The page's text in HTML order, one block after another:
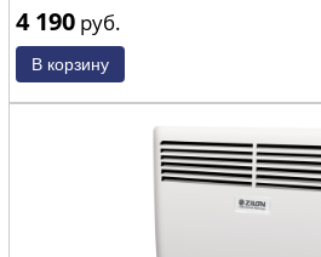
4 190 руб.